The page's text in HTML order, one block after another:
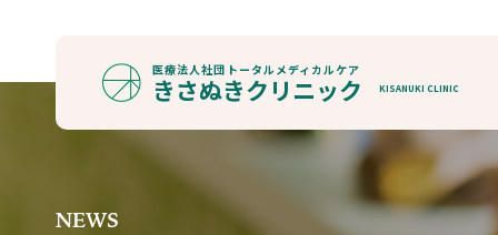
医療法人社団 トータルメディカルケア
きさぬきクリニック KISANUKI CLINIC
NEWS